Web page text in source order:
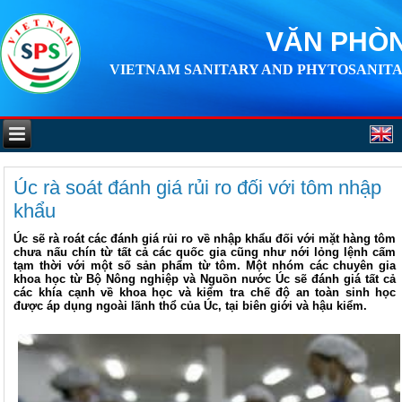
VĂN
VIETNAM SANITARY AND
Úc rà soát đánh giá rủi ro đối với tôm nhập
khẩu
Úc sẽ rà roát các đánh giá rủi ro về nhập khẩu đối với mặt hàng tôm
chưa nấu chín từ tất cả các quốc gia cũng như nới lỏng lệnh cấm
tạm thời với một số sản phẩm từ tôm. Một nhóm các chuyên gia
khoa học từ Bộ Nông nghiệp và Nguồn nước Úc sẽ đánh giá tất cả
các khía cạnh về khoa học và kiểm tra chế độ an toàn sinh học
được áp dụng ngoài lãnh thổ của Úc, tại biên giới và hậu kiểm.